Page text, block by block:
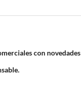
con novedades